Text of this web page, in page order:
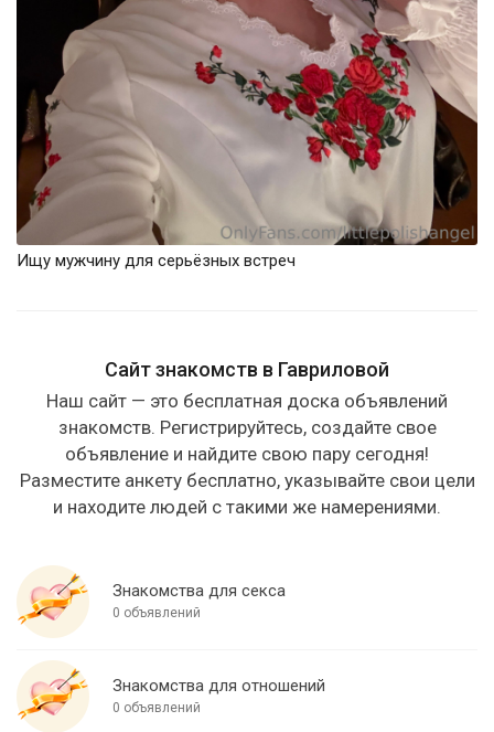
Ищу мужчину для серьёзных встреч
Сайт знакомств в Гавриловой
Наш сайт — это бесплатная доска объявлений
знакомств. Регистрируйтесь, создайте свое
объявление и найдите свою пару сегодня!
Разместите анкету бесплатно, указывайте свои цели
и находите людей с такими же намерениями.
Знакомства для секса
0 объявлений
Знакомства для отношений
0 объявлений